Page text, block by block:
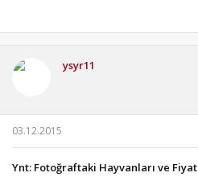
ysyr11
03.12.2015
Ynt: Fotoğraftaki Hayvanları ve